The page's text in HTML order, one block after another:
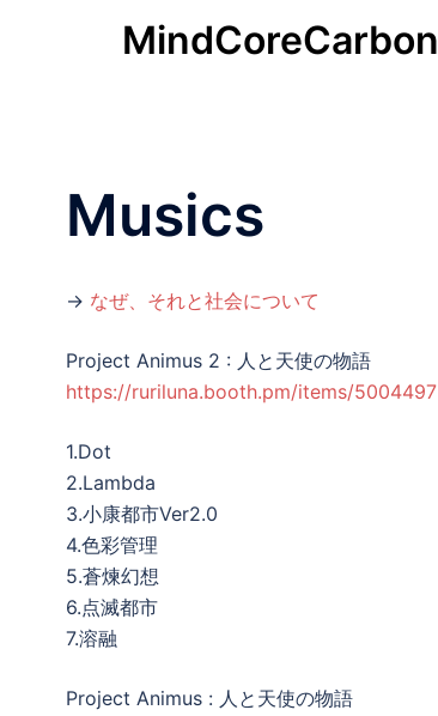
MindCoreCarbon
Musics
→ なぜ、それと社会について
Project Animus 2 : 人と天使の物語
https://ruriluna.booth.pm/items/5004497
1.Dot
2.Lambda
3.小康都市Ver2.0
4.色彩管理
5.蒼煉幻想
6.点滅都市
7.溶融
Project Animus : 人と天使の物語